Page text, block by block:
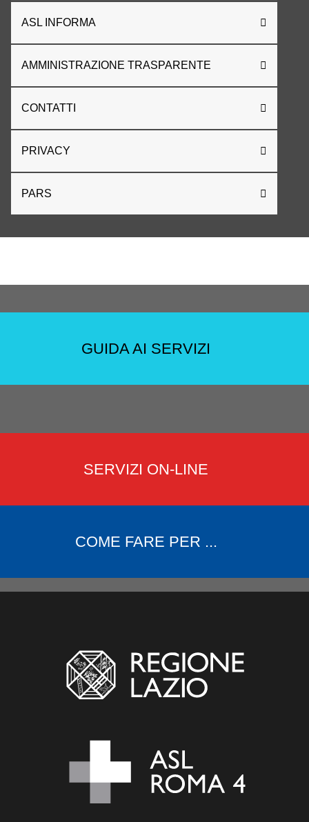
ASL INFORMA
AMMINISTRAZIONE TRASPARENTE
CONTATTI
PRIVACY
PARS
GUIDA AI SERVIZI
SERVIZI ON-LINE
COME FARE PER ...